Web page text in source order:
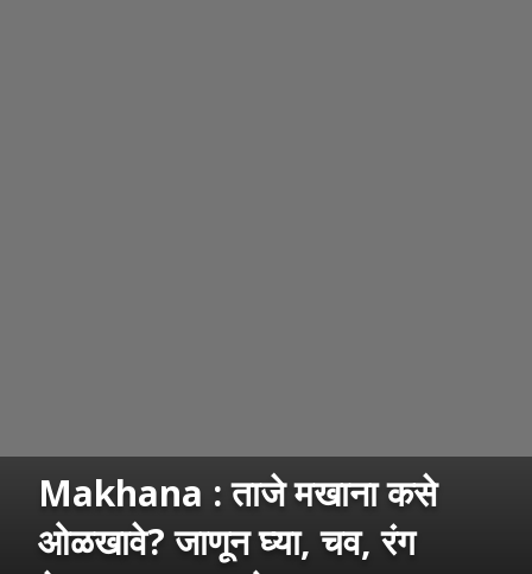
Makhana : ताजे मखाना कसे
ओळखावे? जाणून घ्या, चव, रंग